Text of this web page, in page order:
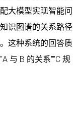
大模型实现智能问
识图谱的关系路径
这种系统的回答质
与 B 的关系""C 规